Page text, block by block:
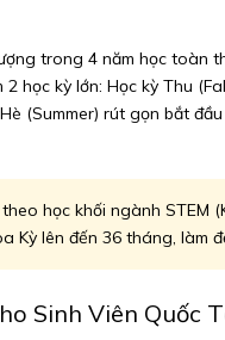
trong 4 năm học toàn
học kỳ lớn: Học kỳ Thu
(Summer) rút gọn bắt
học khối ngành STEM
lên đến 36 tháng, làm
Sinh Viên Quốc